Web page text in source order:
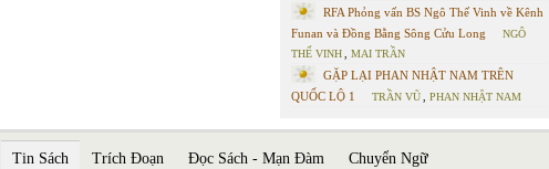
RFA Phỏng vấn BS Ngô Thế Vinh về Kênh
Funan và Đồng Bằng Sông Cửu Long
NGÔ
THẾ VINH , MAI TRẦN
GẶP LẠI PHAN NHẬT NAM TRÊN
QUỐC LỘ 1
TRẦN VŨ , PHAN NHẬT NAM
Tin Sách Trích Đoạn Đọc Sách - Mạn Đàm Chuyển Ngữ